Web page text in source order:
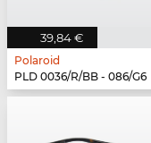
39,84 €
Polaroid
PLD 0036/R/BB - 086/G6